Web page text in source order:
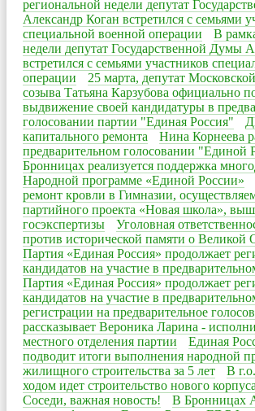
региональной недели депутат
Александр Коган встретился с семьями
специальной военной операции
В
недели депутат Государственной Думы
встретился с семьями участников
операции
25 марта, депутат
созыва Татьяна Карзубова официально
выдвижение своей кандидатуры в
голосовании партии "Единая Россия"
капитального ремонта
Нина Корнеева
предварительном голосовании "Единой
Бронницах реализуется поддержка
Народной программе «Единой России»
ремонт кровли в Гимназии,
партийного проекта «Новая школа»,
госэкспертизы
Уголовная
против исторической памяти о Великой
Партия «Единая Россия» продолжает
кандидатов на участие в
Партия «Единая Россия» продолжает
кандидатов на участие в
регистрации на предварительное
рассказывает Вероника Ларина -
местного отделения партии
Единая
подводит итоги выполнения народной
жилищного строительства за 5 лет
В
ходом идет строительство нового
Соседи, важная новость!
В Бронницах